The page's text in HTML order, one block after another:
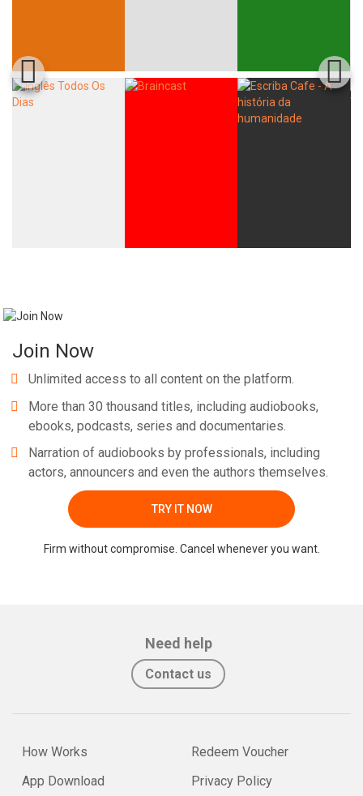
Join Now
Unlimited access to all content on the platform.
More than 30 thousand titles, including audiobooks,
ebooks, podcasts, series and documentaries.
Narration of audiobooks by professionals, including
actors, announcers and even the authors themselves.
TRY IT NOW
Firm without compromise. Cancel whenever you want.
Need help
Contact us
How Works
App Download
Redeem Voucher
Privacy Policy